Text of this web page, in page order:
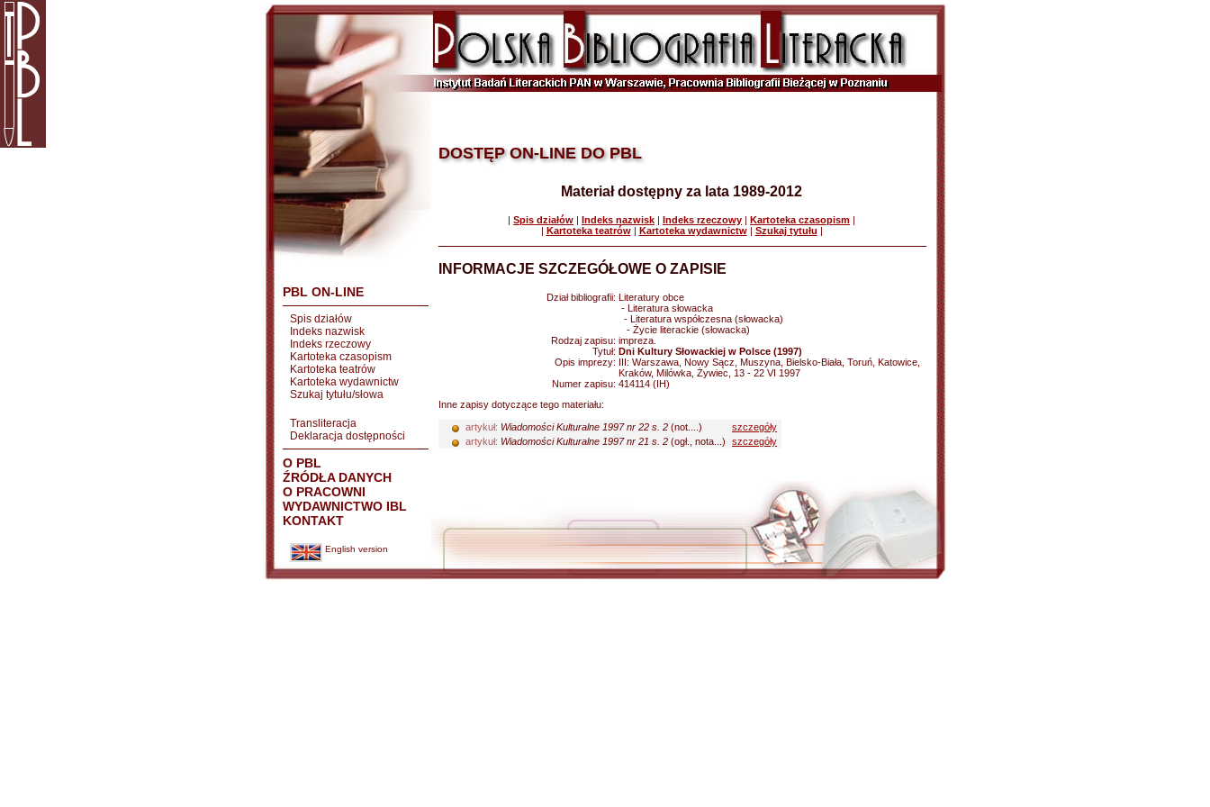
PBL ON-LINE
Spis działów
Indeks nazwisk
Indeks rzeczowy
Kartoteka czasopism
Kartoteka teatrów
Kartoteka wydawnictw
Szukaj tytułu/słowa
Transliteracja
Deklaracja dostępności
O PBL
ŹRÓDŁA DANYCH
O PRACOWNI
WYDAWNICTWO IBL
KONTAKT
English version
DOSTĘP ON-LINE DO PBL
Materiał dostępny za lata 1989-2012
| Spis działów | Indeks nazwisk | Indeks rzeczowy | Kartoteka czasopism |
| Kartoteka teatrów| Kartoteka wydawnictw| Szukaj tytułu |
INFORMACJE SZCZEGÓŁOWE O ZAPISIE
Dział bibliografii: Literatury obce
- Literatura słowacka
- Literatura współczesna (słowacka)
- Życie literackie (słowacka)
Rodzaj zapisu: impreza.
Tytuł: Dni Kultury Słowackiej w Polsce (1997)
Opis imprezy: III: Warszawa, Nowy Sącz, Muszyna, Bielsko-Biała, Toruń, Katowice,
Kraków, Milówka, Żywiec, 13 - 22 VI 1997
Numer zapisu: 414114 (IH)
Inne zapisy dotyczące tego materiału:
artykuł: Wiadomości Kulturalne 1997 nr 22 s. 2 (not....)
szczegóły
artykuł: Wiadomości Kulturalne 1997 nr 21 s. 2 (ogł., nota...) szczegóły